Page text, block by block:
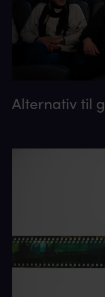
Alternativ til